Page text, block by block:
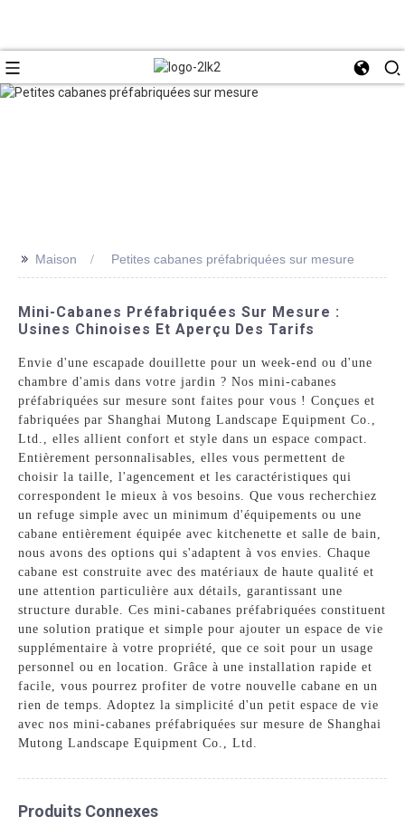
>> Maison Petites cabanes préfabriquées sur mesure
Mini-Cabanes Préfabriquées Sur Mesure :
Usines Chinoises Et Aperçu Des Tarifs
Envie d'une escapade douillette pour un week-end ou d'une
chambre d'amis dans votre jardin ? Nos mini-cabanes
préfabriquées sur mesure sont faites pour vous ! Conçues et
fabriquées par Shanghai Mutong Landscape Equipment Co.,
Ltd., elles allient confort et style dans un espace compact.
Entièrement personnalisables, elles vous permettent de
choisir la taille, l'agencement et les caractéristiques qui
correspondent le mieux à vos besoins. Que vous recherchiez
un refuge simple avec un minimum d'équipements ou une
cabane entièrement équipée avec kitchenette et salle de bain,
nous avons des options qui s'adaptent à vos envies. Chaque
cabane est construite avec des matériaux de haute qualité et
une attention particulière aux détails, garantissant une
structure durable. Ces mini-cabanes préfabriquées constituent
une solution pratique et simple pour ajouter un espace de vie
supplémentaire à votre propriété, que ce soit pour un usage
personnel ou en location. Grâce à une installation rapide et
facile, vous pourrez profiter de votre nouvelle cabane en un
rien de temps. Adoptez la simplicité d'un petit espace de vie
avec nos mini-cabanes préfabriquées sur mesure de Shanghai
Mutong Landscape Equipment Co., Ltd.
Produits Connexes